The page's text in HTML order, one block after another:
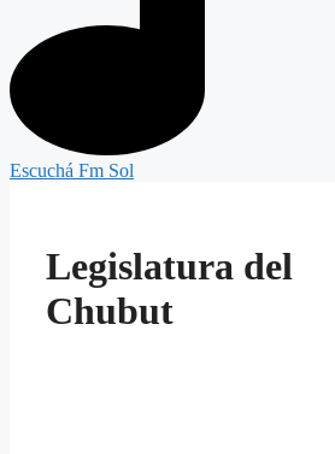
Escuchá Fm Sol
Legislatura del
Chubut